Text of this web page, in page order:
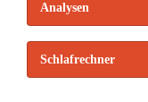
Analysen
Schlafrechner